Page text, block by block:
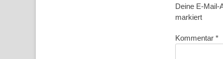
Deine E-Mail-
markiert
Kommentar *